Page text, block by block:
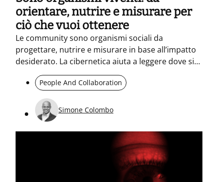
orientare, nutrire e misurare per
ciò che vuoi ottenere
Le community sono organismi sociali da
progettare, nutrire e misurare in base all’impatto
desiderato. La cibernetica aiuta a leggere dove si
genera l’energia collettiva e come orientarla. Non
basta una community “energica”: servono rituali,
cultura e management per guidare azioni e
trasformazione.
People And Collaboration
Simone Colombo